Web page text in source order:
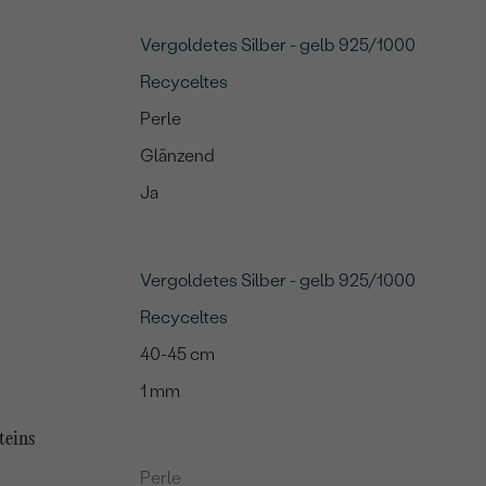
Vergoldetes Silber - gelb 925/1000
Recyceltes
Perle
Glänzend
Ja
Vergoldetes Silber - gelb 925/1000
Recyceltes
40-45 cm
1 mm
Perle